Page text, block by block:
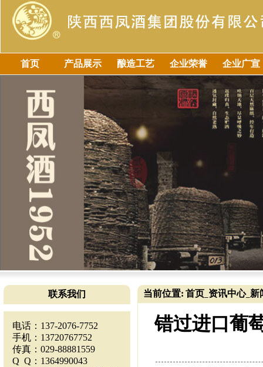
首页 产品展示 酿造工艺 企业荣誉 企业广宣
联系我们
电话：137-2076-7752
手机：13720767752
传真：029-88881559
Q Q：1364990043
当前位置: 首页 资讯中心_ 新
错过进口葡